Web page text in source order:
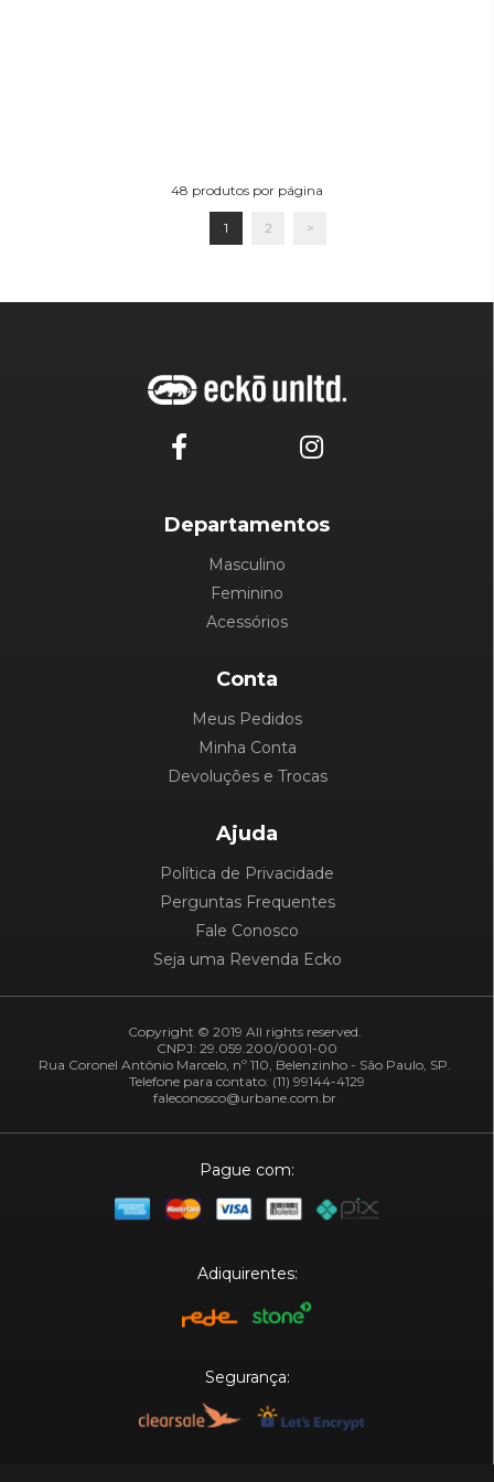
48 produtos por página
1 2 >
Departamentos
Masculino
Feminino
Acessórios
Conta
Meus Pedidos
Minha Conta
Devoluções e Trocas
Ajuda
Política de Privacidade
Perguntas Frequentes
Fale Conosco
Seja uma Revenda Ecko
Copyright © 2019 All rights reserved.
CNPJ: 29.059.200/0001-00
Rua Coronel Antônio Marcelo, nº 110, Belenzinho - São Paulo, SP.
Telefone para contato: (11) 99144-4129
faleconosco@urbane.com.br
Pague com:
Adiquirentes:
Segurança: